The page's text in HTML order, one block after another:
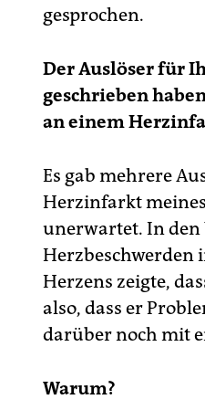
gesprochen.
Der Auslöser für
geschrieben
an einem
Es gab mehrere
Herzinfarkt
unerwartet. In den
Herzbeschwerden
Herzens zeigte,
also, dass er
darüber noch mit
Warum?